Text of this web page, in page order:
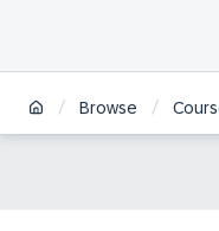
/ Browse /